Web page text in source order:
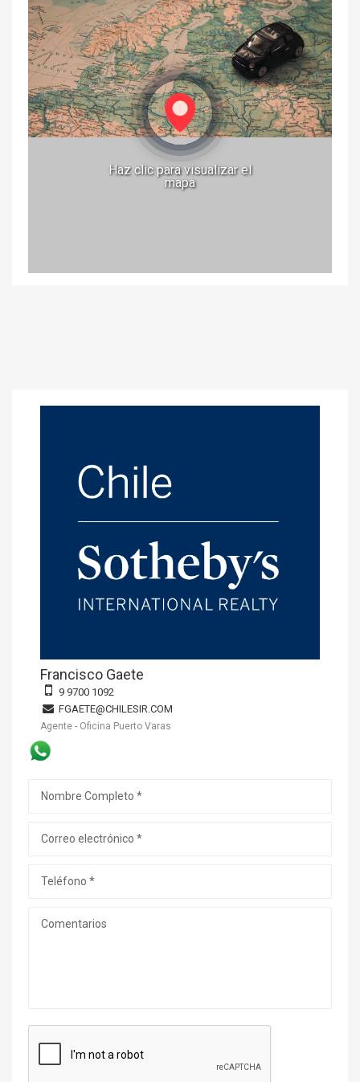
Haz clic para visualizar el
mapa
Francisco Gaete
9 9700 1092
FGAETE@CHILESIR.COM
Agente - Oficina Puerto Varas